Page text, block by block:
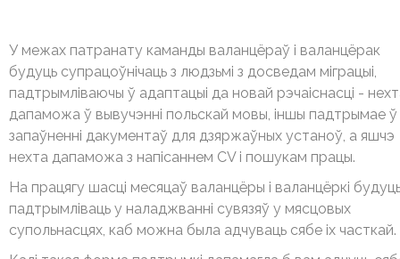
У межах патранату каманды валанцёраў і валанцёрак
будуць супрацоўнічаць з людзьмі з досведам міграцыі,
падтрымліваючы ў адаптацыі да новай рэчаіснасці -
дапаможа ў вывучэнні польскай мовы, іншы падтрымае ў
запаўненні дакументаў для дзяржаўных устаноў, а яшчэ
нехта дапаможа з напісаннем CV і пошукам працы.
На працягу шасці месяцаў валанцёры і валанцёркі
падтрымліваць у наладжванні сувязяў у мясцовых
супольнасцях, каб можна была адчуваць сябе іх часткай.